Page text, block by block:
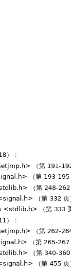
）：
（第 191-
（第 193-195
（第 248-262
（第 332 页
<stdlib.h> （第 333
）：
（第 262-
（第 265-267
（第 340-360
（第 455 页